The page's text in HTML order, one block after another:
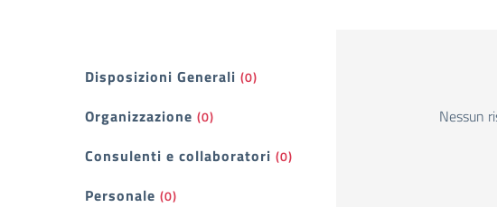
Filtri
Disposizioni Generali (0)
Organizzazione (0)
Consulenti e collaboratori (0)
Personale (0)
Nessun